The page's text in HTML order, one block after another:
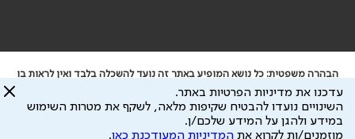
הבהרה משפטית: כל נושא המופיע באתר זה נועד להשכלה בלבד ואין לראות בו
ייעוץ רפואי או משפטי. אין הר"י אחראית לתוכן המתפרסם באתר זה ולכל נזק
שעלול להיגרם.
ידוע לי שהר"י אוספת ושומרת מידע אישי לצורך מתן השרות וכי חלק ממנו עשוי
להיות מועבר לצדדים שלישיים, הכל בכפוף למדיניות הפרטיות
עדכנו את מדיניות הפרטיות באתר.
השינויים נועדו להבטיח שקיפות מלאה, לשקף את מטרות השימוש
במידע ולהגן על המידע שלכם/ן.
מוזמנים/ות לקרוא את המדיניות המעודכנת כאן.